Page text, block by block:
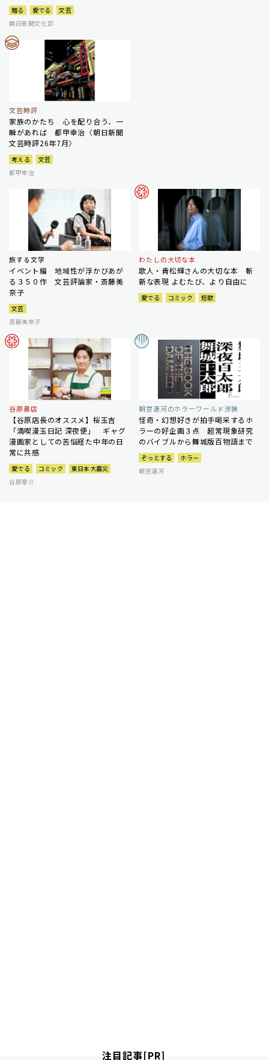
贈る 愛でる
文芸
朝日新聞文化部
文芸時評
家族のかたち 心を配り合う、一
瞬があれば 都甲幸治〈朝日新聞
文芸時評26年7月〉
考える
文芸
都甲幸治
旅する文学
イベント編 地域性が浮かびあが
る３５０作 文芸評論家・斎藤美
奈子
文芸
斎藤美奈子
わたしの大切な本
歌人・青松輝さんの大切な本 斬
新な表現 よむたび、より自由に
愛でる コミック 短歌
谷原書店
【谷原店長のオススメ】桜玉吉
「満喫漫玉日記 深夜便」 ギャグ
漫画家としての苦悩経た中年の日
常に共感
愛でる コミック
東日本大震災
谷原章介
朝宮運河のホラーワールド渉猟
怪奇・幻想好きが拍手喝采するホ
ラーの好企画３点 超常現象研究
のバイブルから舞城版百物語まで
ぞっとする
ホラー
朝宮運河
注目記事[PR]